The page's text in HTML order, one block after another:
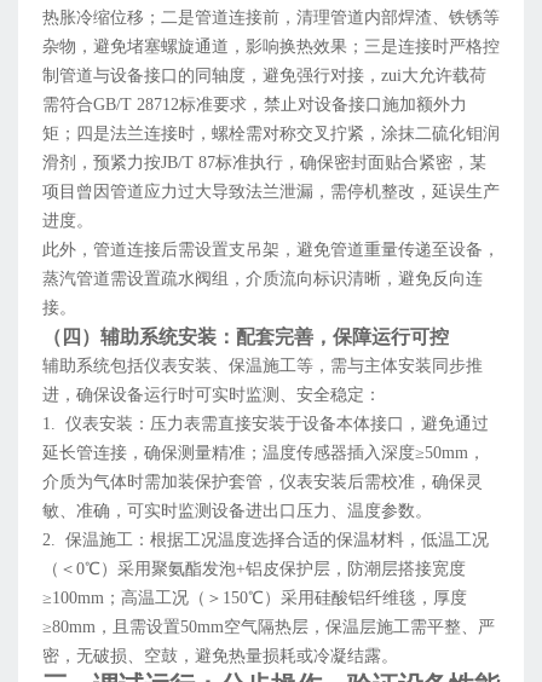
热胀冷缩位移；二是管道连接前，清理管道内部焊渣、铁锈等
杂物，避免堵塞螺旋通道，影响换热效果；三是连接时严格控
制管道与设备接口的同轴度，避免强行对接，zui大允许载荷
需符合GB/T 28712标准要求，禁止对设备接口施加额外力
矩；四是法兰连接时，螺栓需对称交叉拧紧，涂抹二硫化钼润
滑剂，预紧力按JB/T 87标准执行，确保密封面贴合紧密，某
项目曾因管道应力过大导致法兰泄漏，需停机整改，延误生产
进度。
此外，管道连接后需设置支吊架，避免管道重量传递至设备，
蒸汽管道需设置疏水阀组，介质流向标识清晰，避免反向连
接。
（四）辅助系统安装：配套完善，保障运行可控
辅助系统包括仪表安装、保温施工等，需与主体安装同步推
进，确保设备运行时可实时监测、安全稳定：
1. 仪表安装：压力表需直接安装于设备本体接口，避免通过
延长管连接，确保测量精准；温度传感器插入深度≥50mm，
介质为气体时需加装保护套管，仪表安装后需校准，确保灵
敏、准确，可实时监测设备进出口压力、温度参数。
2. 保温施工：根据工况温度选择合适的保温材料，低温工况
（＜0℃）采用聚氨酯发泡+铝皮保护层，防潮层搭接宽度
≥100mm；高温工况（＞150℃）采用硅酸铝纤维毯，厚度
≥80mm，且需设置50mm空气隔热层，保温层施工需平整、严
密，无破损、空鼓，避免热量损耗或冷凝结露。